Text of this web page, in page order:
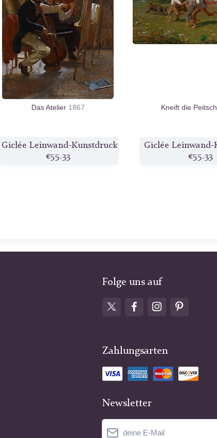
Das Atelier 1867
Giclée Leinwand-Kunstdruck
€55.33
Kneift die
Giclée
€55.33
Folge uns auf
Zahlungsarten
Newsletter